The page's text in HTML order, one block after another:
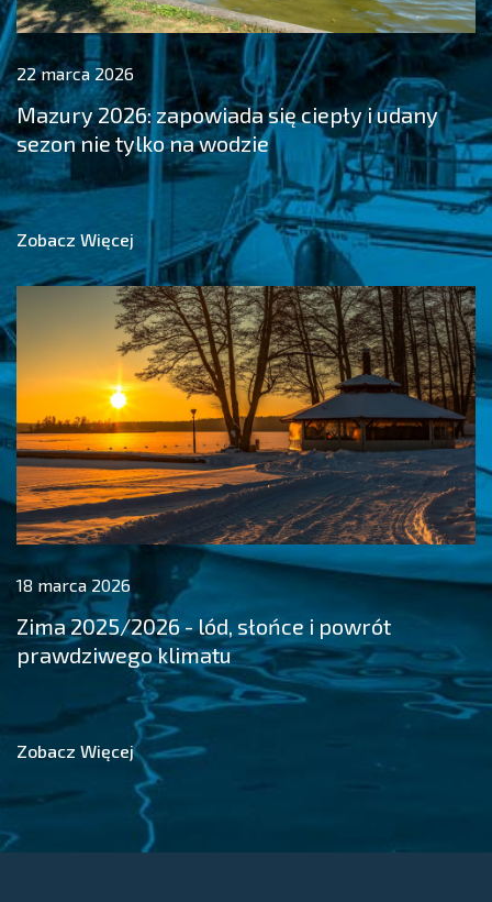
22 marca 2026
Mazury 2026: zapowiada się ciepły i udany
sezon nie tylko na wodzie
Zobacz Więcej
18 marca 2026
Zima 2025/2026 - lód, słońce i powrót
prawdziwego klimatu
Zobacz Więcej